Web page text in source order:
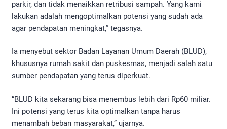
parkir, dan tidak menaikkan retribusi sampah. Yang kami
lakukan adalah mengoptimalkan potensi yang sudah ada
agar pendapatan meningkat,” tegasnya.
Ia menyebut sektor Badan Layanan Umum Daerah (BLUD),
khususnya rumah sakit dan puskesmas, menjadi salah satu
sumber pendapatan yang terus diperkuat.
“BLUD kita sekarang bisa menembus lebih dari Rp60 miliar.
Ini potensi yang terus kita optimalkan tanpa harus
menambah beban masyarakat,” ujarnya.